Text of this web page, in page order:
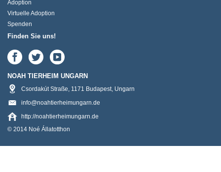
Adoption
Virtuelle Adoption
Spenden
Finden Sie uns!
NOAH TIERHEIM UNGARN
Csordakút Straße, 1171 Budapest, Ungarn
info@noahtierheimungarn.de
http://noahtierheimungarn.de
© 2014 Noé Állatotthon